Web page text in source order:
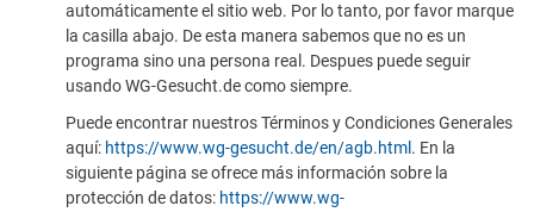
automáticamente el sitio web. Por lo tanto, por favor marque
la casilla abajo. De esta manera sabemos que no es un
programa sino una persona real. Despues puede seguir
usando WG-Gesucht.de como siempre.
Puede encontrar nuestros Términos y Condiciones Generales
aquí: https://www.wg-gesucht.de/en/agb.html . En la
siguiente página se ofrece más información sobre la
protección de datos: https://www.wg-